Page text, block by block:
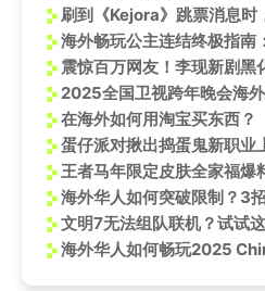
2025全国卫视跨年晚会海
在海外如何用淘宝买东西？
文明7无法组队联机？试试